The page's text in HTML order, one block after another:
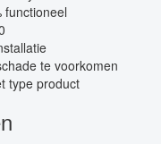
functioneel
te voorkomen
type product